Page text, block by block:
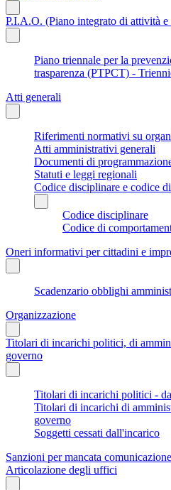
P.I.A.O. (Piano integrato di attività e
Piano triennale per la
trasparenza (PTPCT) -
Atti generali
Riferimenti normativi su
Atti amministrativi generali
Documenti di
Statuti e leggi regionali
Codice disciplinare e codice
Codice disciplinare
Codice di
Oneri informativi per cittadini e
Scadenzario obblighi
Organizzazione
Titolari di incarichi politici, di
governo
Titolari di incarichi politici -
Titolari di incarichi di
governo
Soggetti cessati dall'incarico
Sanzioni per mancata
Articolazione degli uffici